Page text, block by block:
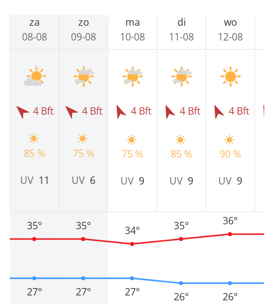
za
08-08
4 Bft
85 %
UV 11
27°
35°
zo
09-08
4 Bft
75 %
UV 6
27°
35°
ma
10-08
4 Bft
75 %
UV 9
27°
34°
di
11-08
4 Bft
85 %
UV 9
26°
35°
wo
12-08
4 Bft
90 %
UV 9
26°
36°